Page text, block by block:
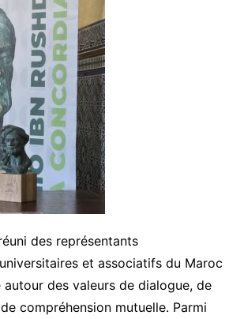
des représentants
et associatifs du Maroc
autour des valeurs de dialogue, de
compréhension mutuelle. Parmi